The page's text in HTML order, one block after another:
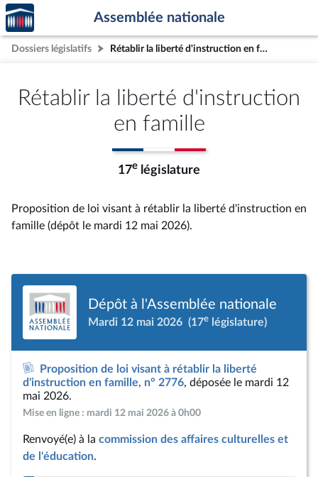
Aller au contenu
Aller en bas de la page
Accèder
à la
page
d'accueil
Assemblée nationale
Dossiers législatifs Rétablir la liberté d'instruction en famille
Rétablir la liberté d'instruction
en famille
17e législature
Proposition de loi visant à rétablir la liberté d'instruction en
famille (dépôt le mardi 12 mai 2026).
Dépôt à l'Assemblée nationale
Mardi 12 mai 2026 (17e législature)
Proposition de loi visant à rétablir la liberté
d'instruction en famille, n° 2776, déposée le mardi 12
mai 2026.
Mise en ligne : mardi 12 mai 2026 à 0h00
Renvoyé(e) à la commission des affaires culturelles et
de l'éducation.